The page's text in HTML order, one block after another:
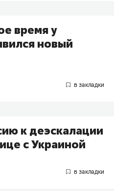
время у
новый
к деэскалации
с Украиной